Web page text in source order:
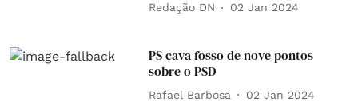
Redação DN 02 Jan 2024
PS cava fosso de nove pontos
sobre o PSD
Rafael Barbosa 02 Jan 2024